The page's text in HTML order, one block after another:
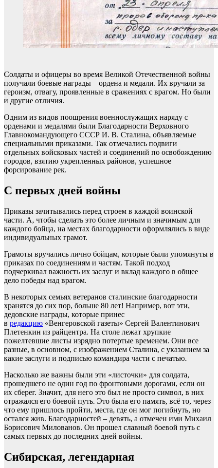
Солдаты и офицеры во время Великой Отечественной войны
получали боевые награды – ордена и медали. Их вручали за
героизм, отвагу, проявленные в сражениях с врагом. Но были
и другие отличия.
Одним из видов поощрения военнослужащих наряду с
орденами и медалями были Благодарности Верховного
Главнокомандующего СССР И. В. Сталина, объявляемые
специальными приказами. Так отмечались подвиги
отдельных войсковых частей и соединений по освобождению
городов, взятию укрепленных районов, успешное
форсирование рек.
С первых дней войны
Приказы зачитывались перед строем в каждой воинской
части. А, чтобы сделать это более личным и значимым для
каждого бойца, на местах благодарности оформлялись в виде
индивидуальных грамот.
Грамоты вручались лично бойцам, которые были упомянуты в
приказах по соединениям и частям. Такой подход
подчеркивал важность их заслуг и вклад каждого в общее
дело победы над врагом.
В некоторых семьях ветеранов сталинские благодарности
хранятся до сих пор, больше 80 лет! Например, вот эти,
дедовские награды, которые принес
в редакцию «Венгеровской газеты» Сергей Валентинович
Плетенкин из райцентра. На столе лежат хрупкие
пожелтевшие листы изрядно потертые временем. Они все
разные, в основном, с изображением Сталина, с указанием за
какие заслуги и подписью командира части с печатью.
Насколько же важны были эти «листочки» для солдата,
прошедшего не один год по фронтовыми дорогами, если он
их сберег. Значит, для него это был не просто символ, в них
отражался его боевой путь. Это была его память, всё то, через
что ему пришлось пройти, места, где он мог погибнуть, но
остался жив. Благодарностей – девять, а отмечен ими Михаил
Борисович Милованов. Он прошел славный боевой путь с
самых первых до последних дней войны.
Сибирская, легендарная